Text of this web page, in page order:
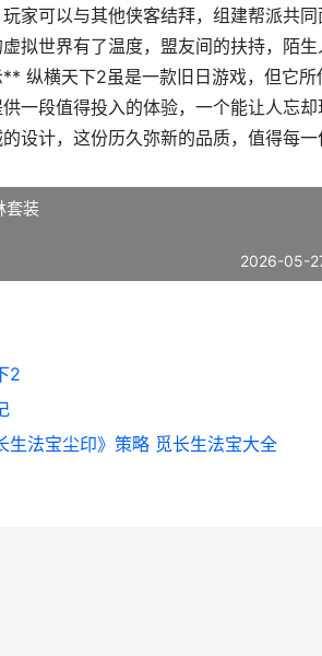
家可以与其他侠客结拜，组建帮派共
拟世界有了温度，盟友间的扶持，陌
纵横天下2虽是一款旧日游戏，但它
一段值得投入的体验，一个能让人忘
设计，这份历久弥新的品质，值得每
套装
2026-05-
2
生法宝尘印》策略 觅长生法宝大全